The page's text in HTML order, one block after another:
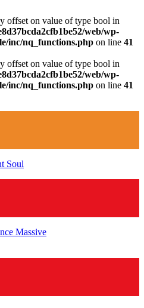
offset on value of type bool in
web/wp-
inc/nq_functions.php on line 41
offset on value of type bool in
web/wp-
inc/nq_functions.php on line 41
Soul
Massive